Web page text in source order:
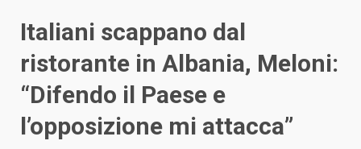
Italiani scappano dal
ristorante in Albania, Meloni:
“Difendo il Paese e
l’opposizione mi attacca”